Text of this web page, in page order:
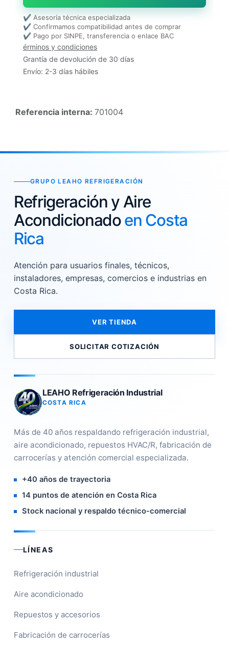
✔ Asesoría técnica especializada
✔ Confirmamos compatibilidad antes de comprar
✔ Pago por SINPE, transferencia o enlace BAC
érminos y condiciones
Grantía de devolución de 30 días
Envío: 2-3 días hábiles
Referencia interna: 701004
GRUPO LEAHO REFRIGERACIÓN
Refrigeración y Aire
Acondicionadoen Costa
Rica
Atención para usuarios finales, técnicos,
instaladores, empresas, comercios e industrias en
Costa Rica.
VER TIENDA
SOLICITAR COTIZACIÓN
LEAHO Refrigeración Industrial
COSTA RICA
Más de 40 años respaldando refrigeración industrial,
aire acondicionado, repuestos HVAC/R, fabricación de
carrocerías y atención comercial especializada.
+40 años de trayectoria
14 puntos de atención en Costa Rica
Stock nacional y respaldo técnico-comercial
LÍNEAS
Refrigeración industrial
Aire acondicionado
Repuestos y accesorios
Fabricación de carrocerías